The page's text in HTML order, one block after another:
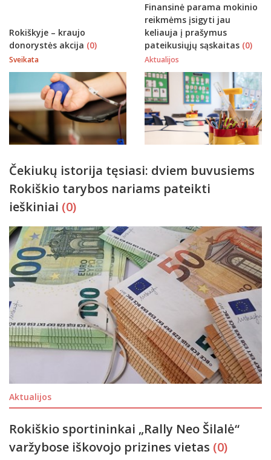
Rokiškyje – kraujo
donorystės akcija (0)
Sveikata
Finansinė parama mokinio
reikmėms įsigyti jau
keliauja į prašymus
pateikusiųjų sąskaitas (0)
Aktualijos
Čekiukų istorija tęsiasi: dviem buvusiems
Rokiškio tarybos nariams pateikti
ieškiniai (0)
Aktualijos
Rokiškio sportininkai „Rally Neo Šilalė“
varžybose iškovojo prizines vietas (0)